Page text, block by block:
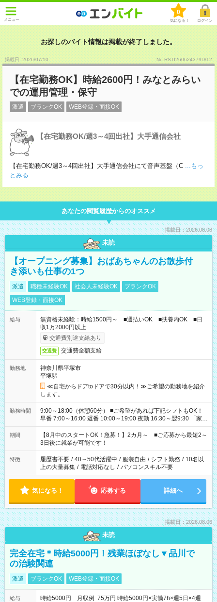
メニュー
0
気になる！ ログイン
お探しのバイト情報は掲載が終了しました。
掲載日 :2026/07/10 No.RSTI260624379D/12
【在宅勤務OK】時給2600円！みなとみらい
での運用管理・保守
派遣 ブランクOK WEB登録・面接OK
【在宅勤務OK/週3～4回出社】大手通信会社
【在宅勤務OK/週3～4回出社】大手通信会社にて音声基盤（C ...もっ
とみる
あなたの閲覧履歴からのオススメ
掲載日：2026.08.08
未読
【オープニング募集】おばあちゃんのお散歩付
き添いも仕事の1つ
派遣 職種未経験OK 社会人未経験OK
ブランクOK
WEB登録・面接OK
給与
無資格未経験：時給1500円～ ■週払いOK ■扶養内OK ■日
収1万2000円以上
交通費別途支給あり
交通費 交通費全額支給
勤務地
神奈川県平塚市
平塚駅
≪自宅からドアtoドアで30分以内！≫ご希望の勤務地を紹介
します。
勤務時間
9:00～18:00（休憩60分） ■ご希望があれば下記シフトもOK！
早番 7:00～16:00 遅番 10:00～19:00 夜勤 16:30～翌9:30 「家族
と休みを合わせたい」 「余裕を持って夕飯の準備がしたい」
「できれば残業はしたくない」 など、ご希望を教えてください
ね。 ※Wワーク希望の方へ 今ご覧のお仕事で希望する勤務時間
と、もう1つのお仕事の勤務時間。 合計で週40時間を超える場
合は応募できません。
期間
【8月中のスタートOK！急募！】2カ月～ ■ご応募から最短2～
3日後に就業が可能です！
特徴 履歴書不要 / 40～50代活躍中 / 服装自由 / シフト勤務 / 10名以
上の大量募集 / 電話対応なし / パソコンスキル不要
気になる！ 応募する 詳細へ
掲載日：2026.08.06
未読
完全在宅＊時給5000円！残業ほぼなし▼品川で
の治験関連
派遣 ブランクOK WEB登録・面接OK
給与
時給5000円 月収例 75万円 時給5000円×実働7h×週5日×4週